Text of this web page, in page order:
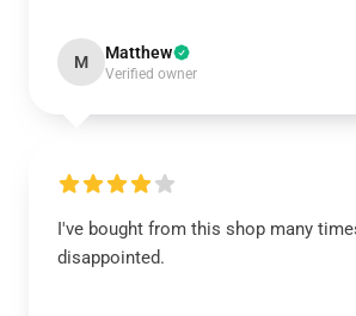
M Matthew
Verified owner
I've bought from this shop many
disappointed.